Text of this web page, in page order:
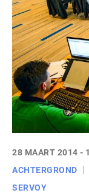
28 MAART 2014 -
ACHTERGROND
SERVOY